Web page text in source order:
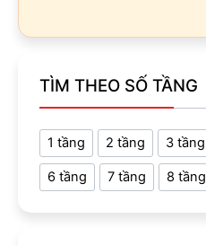
TÌM THEO SỐ TẦNG
1 tầng 2 tầng 3 tầng
6 tầng 7 tầng 8 tầng